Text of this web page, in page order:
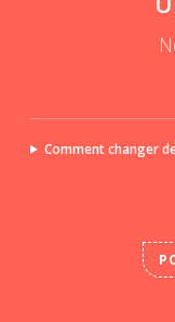
Comment changer